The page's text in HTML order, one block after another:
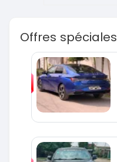
Offres spéciales